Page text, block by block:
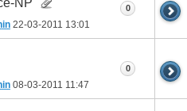
NP
22-03-2011 13:01
0
08-03-2011 11:47
0